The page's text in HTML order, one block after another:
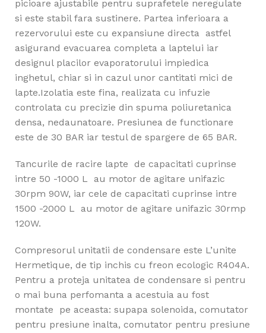
picioare ajustabile pentru suprafetele neregulate
si este stabil fara sustinere. Partea inferioara a
rezervorului este cu expansiune directa astfel
asigurand evacuarea completa a laptelui iar
designul placilor evaporatorului impiedica
inghetul, chiar si in cazul unor cantitati mici de
lapte.Izolatia este fina, realizata cu infuzie
controlata cu precizie din spuma poliuretanica
densa, nedaunatoare. Presiunea de functionare
este de 30 BAR iar testul de spargere de 65 BAR.
Tancurile de racire lapte de capacitati cuprinse
intre 50 -1000 L au motor de agitare unifazic
30rpm 90W, iar cele de capacitati cuprinse intre
1500 -2000 L au motor de agitare unifazic 30rmp
120W.
Compresorul unitatii de condensare este L’unite
Hermetique, de tip inchis cu freon ecologic R404A.
Pentru a proteja unitatea de condensare si pentru
o mai buna perfomanta a acestuia au fost
montate pe aceasta: supapa solenoida, comutator
pentru presiune inalta, comutator pentru presiune